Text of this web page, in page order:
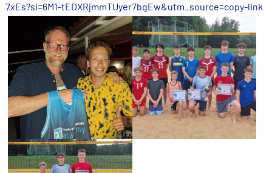
7xEs?si=6M1-tEDXRjmmTUyer7bgEw&utm_source=copy-link